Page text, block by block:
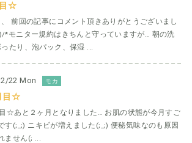
☆
前回の記事にコメント頂きありがとうございまし
*モニター規約はきちんと守っていますが… 朝の洗
たり、泡パック、保湿 ...
22 Mon モカ
目☆
☆あと２ヶ月となりました… お肌の状態が今月すご
す(;_;) ニキビが増えました(;_;) 便秘気味なのも原因
ません(; ...